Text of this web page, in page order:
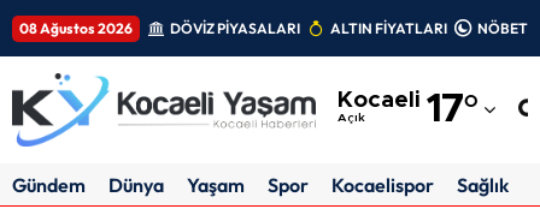
08 Ağustos 2026 DÖVİZ PİYASALARI ALTIN FİYATLARI
Kocaeli
Açık 17°
Adıyaman
Gündem Dünya Yaşam Spor Kocaelispor Sağlık